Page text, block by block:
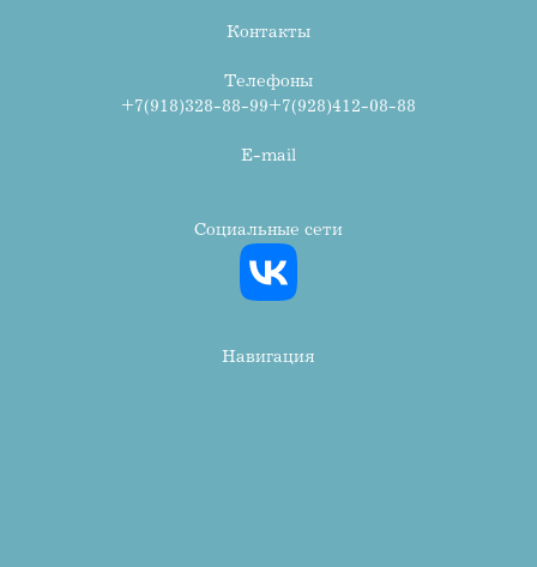
Контакты
Телефоны
+7(918)328-88-99+7(928)412-08-88
E-mail
Социальные сети
Навигация